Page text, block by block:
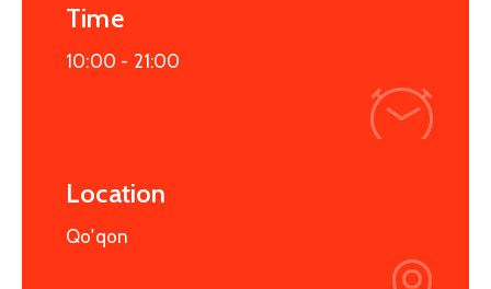
Time
10:00 - 21:00
Location
Qo'qon